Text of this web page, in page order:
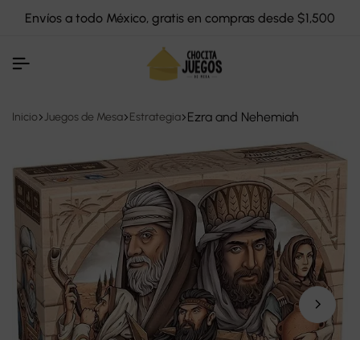
Envíos a todo México, gratis en compras desde $1,500
Inicio Juegos de Mesa Estrategia Ezra and Nehemiah